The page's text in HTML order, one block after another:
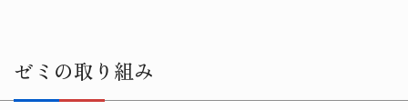
ゼミの取り組み